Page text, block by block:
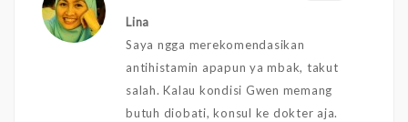
Lina
Saya ngga merekomendasikan
antihistamin apapun ya mbak, takut
salah. Kalau kondisi Gwen memang
butuh diobati, konsul ke dokter aja.